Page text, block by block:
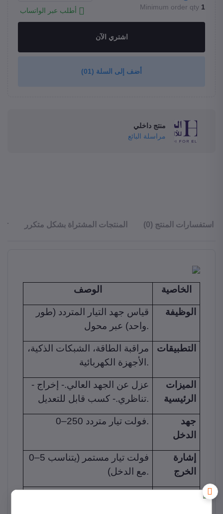
Minimum order qty 1 أطلب عبر الواتساب
اشتري الآن
أضف إلى السلة (01)
منتج داخلي
مراسلة البائع
استفسارات المنتج (0) المنتجات المشتراة بشكل متكرر
الخاصية الوصف
الوظيفة
قياس جهد التيار المتردد (طور
واحد) عبر محول.
التطبيقات
مراقبة الطاقة، الشبكات الذكية،
الأجهزة الكهربائية.
الميزات
الرئيسية
- عزل عن الجهد العالي.- إخراج
تناظري.- كسب قابل للتعديل.
جهد
الدخل
0–250 فولت تيار متردد.
إشارة
الخرج
0–5 فولت تيار مستمر (يتناسب
مع الدخل).
مدى
40–1000 هرتز.